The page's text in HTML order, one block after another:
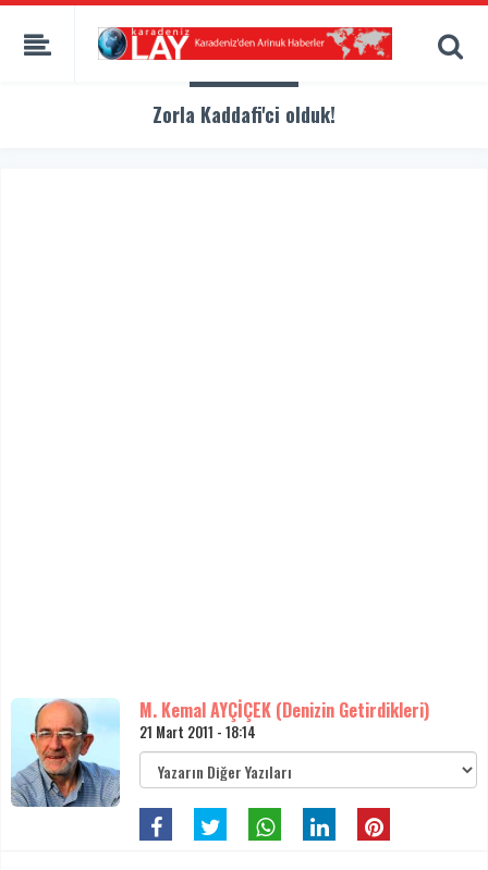
Zorla Kaddafi'ci olduk!
M. Kemal AYÇİÇEK (Denizin Getirdikleri)
21 Mart 2011 - 18:14